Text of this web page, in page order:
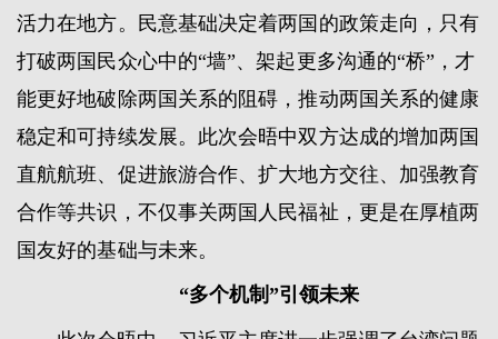
活力在地方。民意基础决定着两国的政策走向，只有
打破两国民众心中的“墙”、架起更多沟通的“桥”，才
能更好地破除两国关系的阻碍，推动两国关系的健康
稳定和可持续发展。此次会晤中双方达成的增加两国
直航航班、促进旅游合作、扩大地方交往、加强教育
合作等共识，不仅事关两国人民福祉，更是在厚植两
国友好的基础与未来。
“多个机制”引领未来